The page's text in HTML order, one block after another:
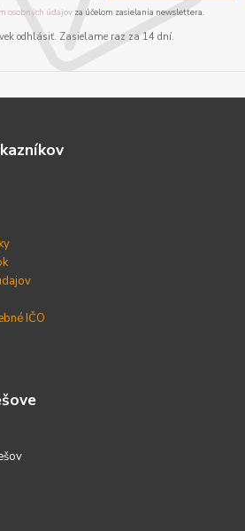
osobných údajov za účelom zasielania newslettera.
odhlásiť. Zasielame raz za 14 dní.
IČO